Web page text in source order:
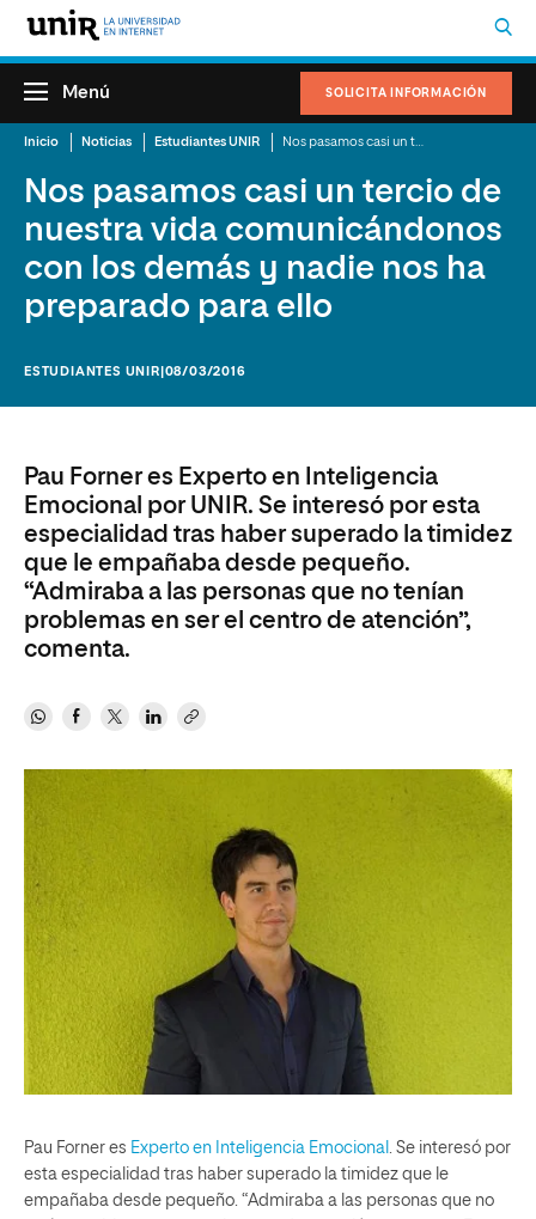
SOLICITA INFORMACIÓN
Menú
Inicio Noticias Estudiantes UNIR
Nos pasamos casi un tercio de
nuestra vida comunicándonos
con los demás y nadie nos ha
preparado para ello
ESTUDIANTES UNIR |08/03/2016
Pau Forner es Experto en Inteligencia
Emocional por UNIR. Se interesó por esta
especialidad tras haber superado la timidez
que le empañaba desde pequeño.
“Admiraba a las personas que no tenían
problemas en ser el centro de atención”,
comenta.
Pau Forner es Experto en Inteligencia Emocional . Se interesó por
esta especialidad tras haber superado la timidez que le
empañaba desde pequeño. “Admiraba a las personas que no